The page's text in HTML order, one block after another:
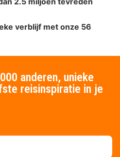
verblijf met onze 56
anderen, unieke
reisinspiratie in je